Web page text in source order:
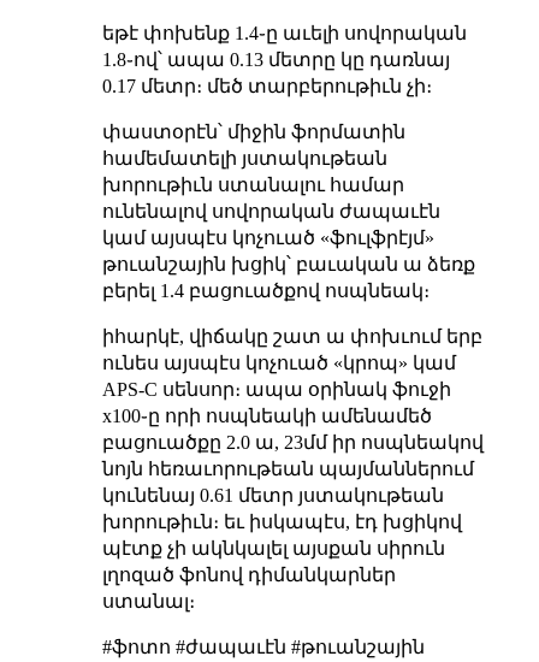
եթէ փոխենք 1.4֊ը աւելի սովորական
1.8֊ով՝ ապա 0.13 մետրը կը դառնայ
0.17 մետր։ մեծ տարբերութիւն չի։
փաստօրէն՝ միջին ֆորմատին
համեմատելի յստակութեան
խորութիւն ստանալու համար
ունենալով սովորական ժապաւէն
կամ այսպէս կոչուած «ֆուլֆրէյմ»
թուանշային խցիկ՝ բաւական ա ձեռք
բերել 1.4 բացուածքով ոսպնեակ։
իհարկէ, վիճակը շատ ա փոխւում երբ
ունես այսպէս կոչուած «կրոպ» կամ
APS-C սենսոր։ ապա օրինակ ֆուջի
x100֊ը որի ոսպնեակի ամենամեծ
բացուածքը 2.0 ա, 23մմ իր ոսպնեակով
նոյն հեռաւորութեան պայմաններում
կունենայ 0.61 մետր յստակութեան
խորութիւն։ եւ իսկապէս, էդ խցիկով
պէտք չի ակնկալել այսքան սիրուն
լղոզած ֆոնով դիմանկարներ
ստանալ։
#ֆոտո #ժապաւէն #թուանշային